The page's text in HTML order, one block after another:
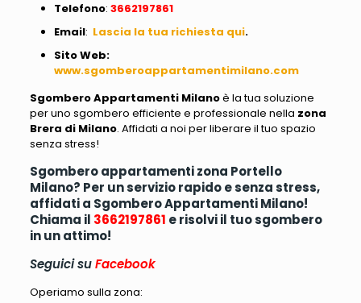
Telefono: 3662197861
Email: Lascia la tua richiesta qui.
Sito Web:
www.sgomberoappartamentimilano.com
Sgombero Appartamenti Milanoè la tua soluzione
per uno sgombero efficiente e professionale nella zona
Brera di Milano. Affidati a noi per liberare il tuo spazio
senza stress!
Sgombero appartamenti zona Portello
Milano? Per un servizio rapido e senza stress,
affidati a Sgombero Appartamenti Milano!
Chiama il 3662197861 e risolvi il tuo sgombero
in un attimo!
Seguici suFacebook
Operiamo sulla zona: